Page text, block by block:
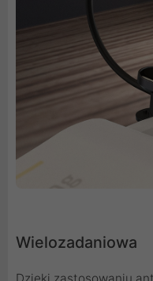
Wielozadaniowa